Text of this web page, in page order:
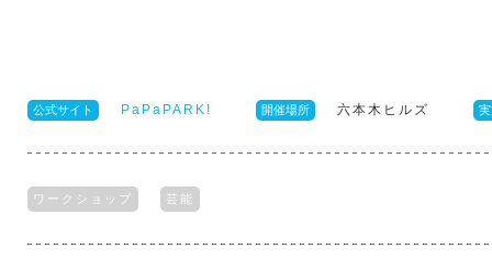
公式サイト PaPaPARK! 開催場所 六本木ヒルズ
ワークショップ 芸能